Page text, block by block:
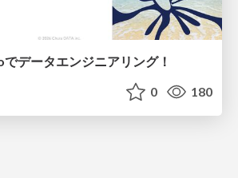
データエンジニアリング！
0 180